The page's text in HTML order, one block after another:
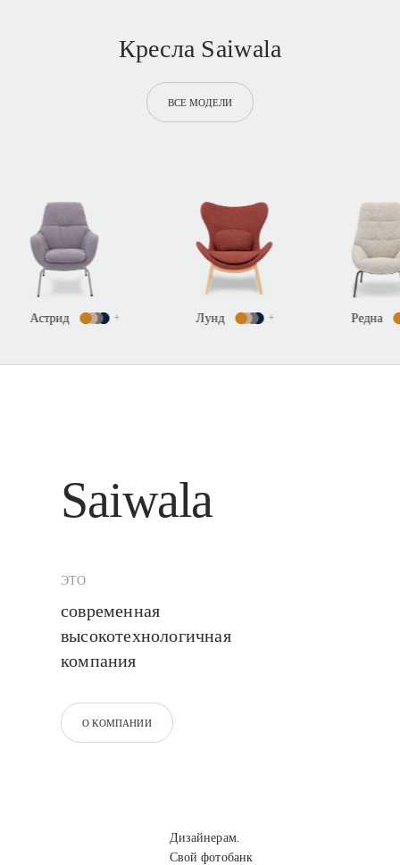
Кресла Saiwala
ВСЕ МОДЕЛИ
+ + +
Saiwala
ЭТО
современная
высокотехнологичная
компания
О КОМПАНИИ
Дизайнерам.
Свой фотобанк